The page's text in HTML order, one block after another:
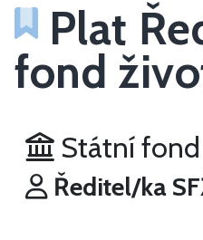
Plat
fond
Státní
Ředitel/ka